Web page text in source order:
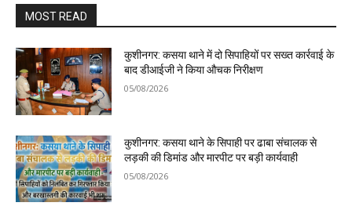
MOST READ
कुशीनगर: कसया थाने में दो सिपाहियों पर सख्त कार्रवाई के
बाद डीआईजी ने किया औचक निरीक्षण
05/08/2026
कुशीनगर: कसया थाने के सिपाही पर ढाबा संचालक से
लड़की की डिमांड और मारपीट पर बड़ी कार्यवाही
05/08/2026